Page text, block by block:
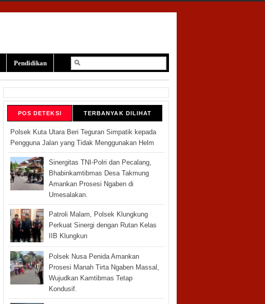
Pendidikan
POS DETEKSI TERBANYAK DILIHAT
Polsek Kuta Utara Beri Teguran Simpatik kepada
Pengguna Jalan yang Tidak Menggunakan Helm
Sinergitas TNI-Polri dan Pecalang,
Bhabinkamtibmas Desa Takmung
Amankan Prosesi Ngaben di
Umesalakan.
Patroli Malam, Polsek Klungkung
Perkuat Sinergi dengan Rutan Kelas
IIB Klungkun
Polsek Nusa Penida Amankan
Prosesi Manah Tirta Ngaben Massal,
Wujudkan Kamtibmas Tetap
Kondusif.